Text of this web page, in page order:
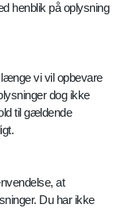
henblik på oplysning
vi vil opbevare
dog ikke
til gældende
at
Du har ikke